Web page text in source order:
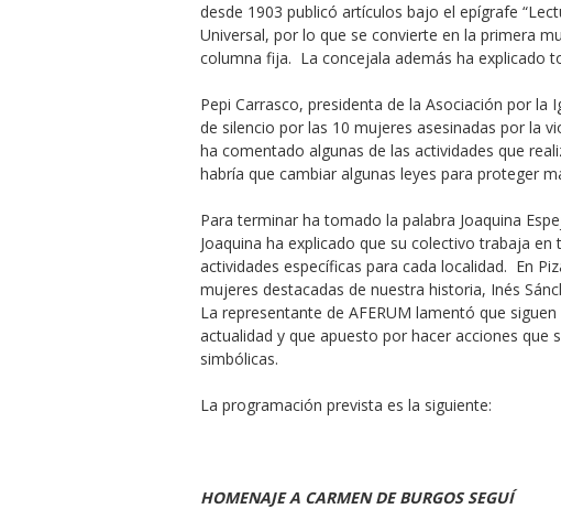
desde 1903 publicó artículos bajo el epígrafe
Universal, por lo que se convierte en la primera
columna fija. La concejala además ha explicado
Pepi Carrasco, presidenta de la Asociación por la
de silencio por las 10 mujeres asesinadas por la
ha comentado algunas de las actividades que
habría que cambiar algunas leyes para proteger
Para terminar ha tomado la palabra Joaquina
Joaquina ha explicado que su colectivo trabaja
actividades específicas para cada localidad. En
mujeres destacadas de nuestra historia, Inés
La representante de AFERUM lamentó que
actualidad y que apuesto por hacer acciones que
simbólicas.
La programación prevista es la siguiente:
HOMENAJE A CARMEN DE BURGOS SEGUÍ